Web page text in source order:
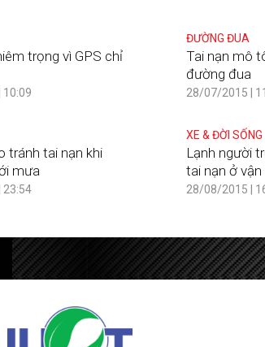
trọng vì GPS chỉ
ĐƯỜNG ĐUA
Tai nạn mô
đường đua
28/07/2015 |
tránh tai nạn khi
mưa
23:54
XE & ĐỜI SỐNG
Lạnh người
tai nạn ở
28/08/2015 |